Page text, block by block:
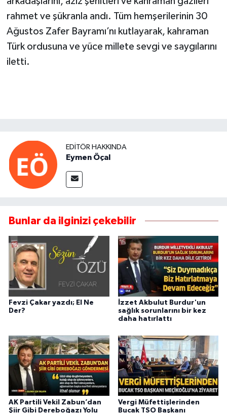
rahmet ve şükranla andı. Tüm hemşerilerinin 30
Ağustos Zafer Bayramı’nı kutlayarak, kahraman
Türk ordusuna ve yüce millete sevgi ve saygılarını
iletti.
EDITÖR HAKKINDA
Eymen Öçal
Bunlar da ilginizi çekebilir
Fevzi Çakar yazdı; El Ne
Der?
İzzet Akbulut Burdur'un
sağlık sorunlarını bir kez
daha hatırlattı
AK Partili Vekil Zabun’dan
Şiir Gibi Dereboğazı Yolu
Vergi Müfettişlerinden
Bucak TSO Başkanı